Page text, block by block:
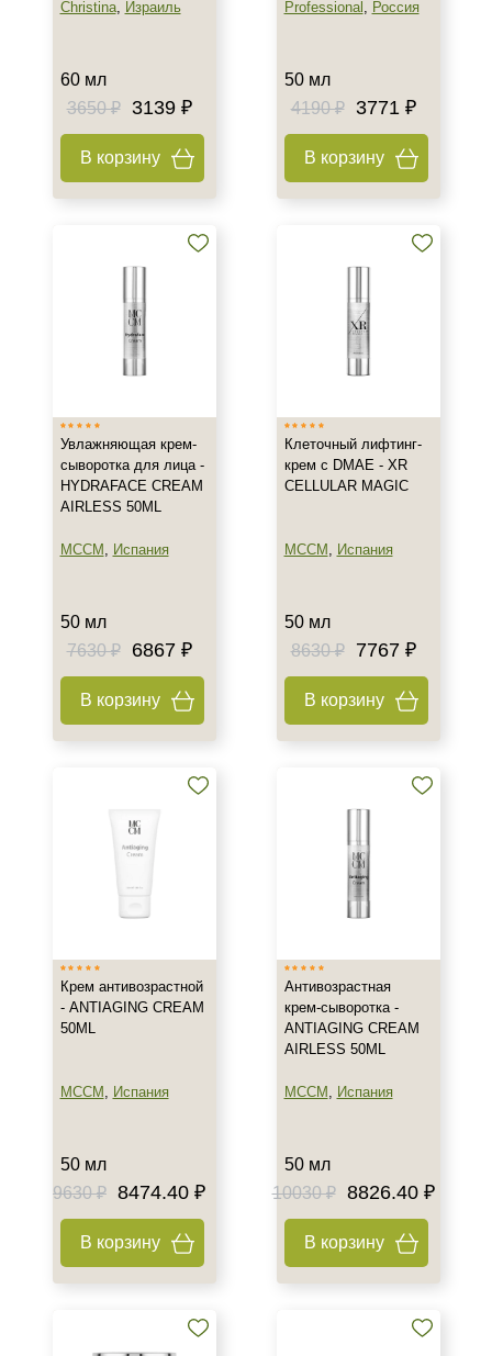
Флакон
Акция недели
Бестселлеры
Christina, Израиль
60 мл
3650 ₽
3139 ₽
В корзину
Professional , Россия
50 мл
4190 ₽
3771 ₽
В корзину
Увлажняющая крем-
сыворотка для лица -
HYDRAFACE CREAM
AIRLESS 50ML
MCCM , Испания
50 мл
7630 ₽
6867 ₽
В корзину
Клеточный лифтинг-
крем с DMAE - XR
CELLULAR MAGIC
MCCM , Испания
50 мл
8630 ₽
7767 ₽
В корзину
Крем антивозрастной
- ANTIAGING CREAM
50ML
MCCM , Испания
50 мл
9630 ₽ 8474.40 ₽
В корзину
Антивозрастная
крем-сыворотка -
ANTIAGING CREAM
AIRLESS 50ML
MCCM , Испания
50 мл
10030 ₽
8826.40 ₽
В корзину
+7 (495) 640-58-89